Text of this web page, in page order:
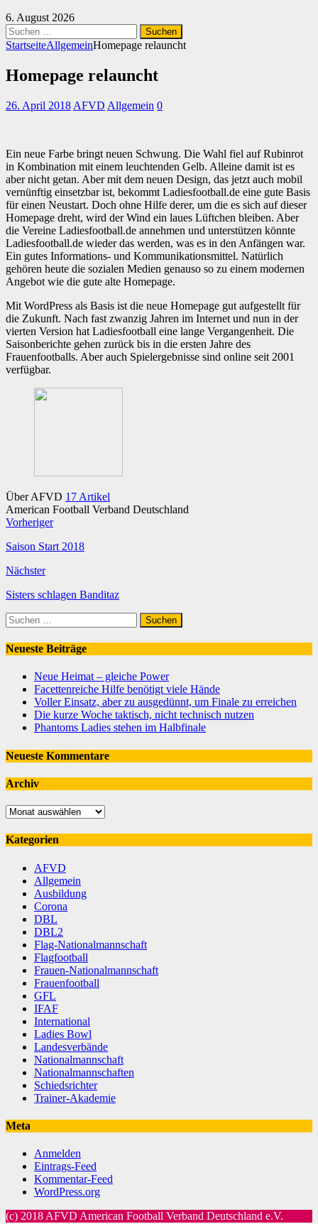
6. August 2026
Suchen
nach:
StartseiteAllgemeinHomepage relauncht
Homepage relauncht
26. April 2018 AFVD Allgemein 0
Ein neue Farbe bringt neuen Schwung. Die Wahl fiel auf Rubinrot
in Kombination mit einem leuchtenden Gelb. Alleine damit ist es
aber nicht getan. Aber mit dem neuen Design, das jetzt auch mobil
vernünftig einsetzbar ist, bekommt Ladiesfootball.de eine gute Basis
für einen Neustart. Doch ohne Hilfe derer, um die es sich auf dieser
Homepage dreht, wird der Wind ein laues Lüftchen bleiben. Aber
die Vereine Ladiesfootball.de annehmen und unterstützen könnte
Ladiesfootball.de wieder das werden, was es in den Anfängen war.
Ein gutes Informations- und Kommunikationsmittel. Natürlich
gehören heute die sozialen Medien genauso so zu einem modernen
Angebot wie die gute alte Homepage.
Mit WordPress als Basis ist die neue Homepage gut aufgestellt für
die Zukunft. Nach fast zwanzig Jahren im Internet und nun in der
vierten Version hat Ladiesfootball eine lange Vergangenheit. Die
Saisonberichte gehen zurück bis in die ersten Jahre des
Frauenfootballs. Aber auch Spielergebnisse sind online seit 2001
verfügbar.
Über AFVD 17 Artikel
American Football Verband Deutschland
Webseite
Facebook
Twitter
YouTube
Vorheriger
Saison Start 2018
Nächster
Sisters schlagen Banditaz
Suchen
nach:
Neueste Beiträge
Neue Heimat – gleiche Power
Facettenreiche Hilfe benötigt viele Hände
Voller Einsatz, aber zu ausgedünnt, um Finale zu erreichen
Die kurze Woche taktisch, nicht technisch nutzen
Phantoms Ladies stehen im Halbfinale
Neueste Kommentare
Archiv
Archiv
Kategorien
AFVD
Allgemein
Ausbildung
Corona
DBL
DBL2
Flag-Nationalmannschaft
Flagfootball
Frauen-Nationalmannschaft
Frauenfootball
GFL
IFAF
International
Ladies Bowl
Landesverbände
Nationalmannschaft
Nationalmannschaften
Schiedsrichter
Trainer-Akademie
Meta
Anmelden
Eintrags-Feed
Kommentar-Feed
WordPress.org
(c) 2018 AFVD American Football Verband Deutschland e.V.